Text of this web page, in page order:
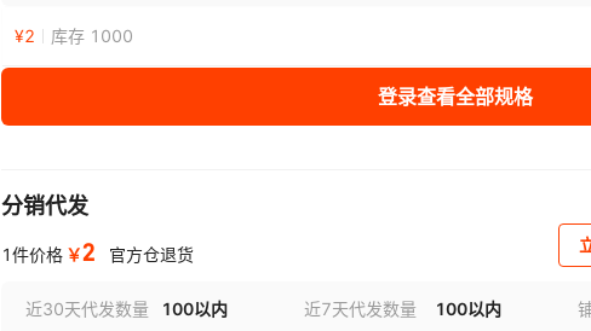
¥2 库存 1000
登录查看全部规格
分销代发
1件价格 ￥2 官方仓退货
近30天代发数量 100以内 近7天代发数量 100以内